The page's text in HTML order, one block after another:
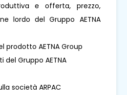
e offerta, prezzo,
lordo del Gruppo AETNA
prodotto AETNA Group
del Gruppo AETNA
società ARPAC